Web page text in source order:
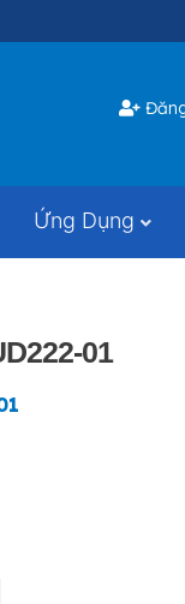
Ứng Dụng
01